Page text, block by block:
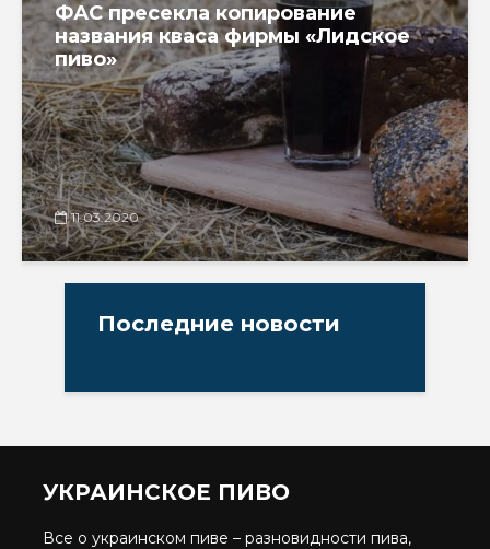
ФАС пресекла копирование
названия кваса фирмы «Лидское
пиво»
11.03.2020
Последние новости
УКРАИНСКОЕ ПИВО
Все о украинском пиве – разновидности пива,